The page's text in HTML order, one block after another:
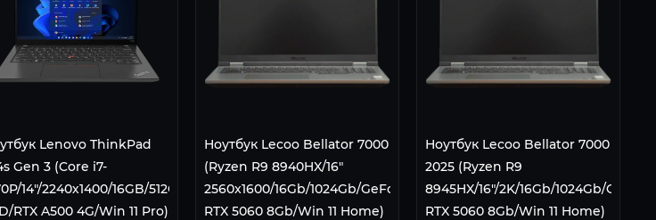
Lenovo ThinkPad
Gen 3 (Core i7-
14"/2240х1400/16GB/512GB
RTX A500 4G/Win 11 Pro)
Ноутбук Lecoo Bellator 7000
(Ryzen R9 8940HX/16"
2560x1600/16Gb/1024Gb/GeForce
RTX 5060 8Gb/Win 11 Home)
Ноутбук Lecoo Bellator 7000
2025 (Ryzen R9
8945HX/16"/2K/16Gb/1024Gb/
RTX 5060 8Gb/Win 11 Home)